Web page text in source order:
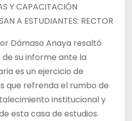
Y CAPACITACIÓN
A ESTUDIANTES: RECTOR
Dámaso Anaya resaltó
su informe ante la
es un ejercicio de
que refrenda el rumbo de
institucional y
esta casa de estudios.